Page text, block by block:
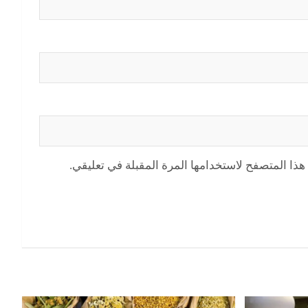
المتصفح لاستخدامها المرة المقبلة في تعليقي.